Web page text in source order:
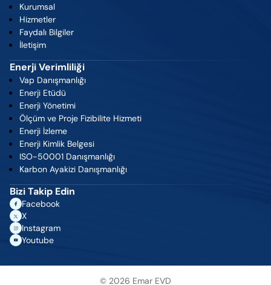
Kurumsal
Hizmetler
Faydalı Bilgiler
İletişim
Enerji Verimliliği
Vap Danışmanlığı
Enerji Etüdü
Enerji Yönetimi
Ölçüm ve Proje Fizibilite Hizmeti
Enerji İzleme
Enerji Kimlik Belgesi
ISO-50001 Danışmanlığı
Karbon Ayakizi Danışmanlığı
Bizi Takip Edin
Facebook
X
Instagram
Youtube
© 2026 Emar EVD